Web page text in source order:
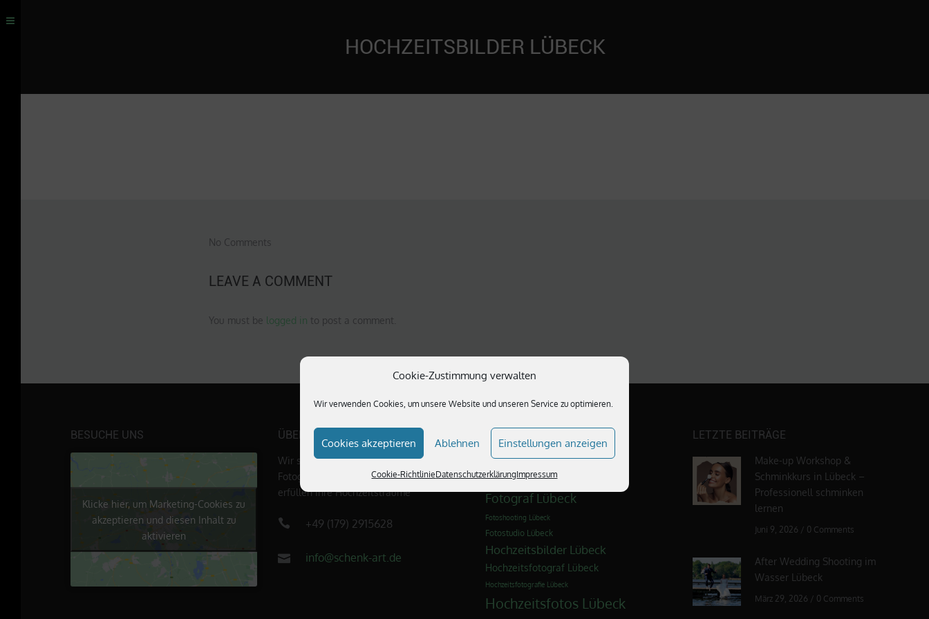
Cookie-Zustimmung verwalten
Wir verwenden Cookies, um unsere Website und unseren Service zu optimieren.
Cookies akzeptieren Ablehnen Einstellungen anzeigen
Cookie-RichtlinieDatenschutzerklärungImpressum
HOCHZEITSBILDER LÜBECK
No Comments
LEAVE A COMMENT
You must be logged in to post a comment.
BESUCHE UNS
Klicke hier, um Marketing-Cookies zu
akzeptieren und diesen Inhalt zu
aktivieren
ÜBER UNS
Wir sind ein außergewöhnliches
Fotografen- und Visagistenteam und
erfüllen Ihre Hochzeitsträume
+49 (179) 2915628
info@schenk-art.de
STICHWORTWOLKE
Braut Make-Up Lübeck
Brautfrisur Lübeck
Fotograf Lübeck
Fotoshooting Lübeck
Fotostudio Lübeck
Hochzeitsbilder Lübeck
Hochzeitsfotograf Lübeck
Hochzeitsfotografie Lübeck
Hochzeitsfotos Lübeck
LETZTE BEITRÄGE
Make-up Workshop &
Schminkkurs in Lübeck –
Professionell schminken
lernen
Juni 9, 2026 / 0 Comments
After Wedding Shooting im
Wasser Lübeck
März 29, 2026 / 0 Comments